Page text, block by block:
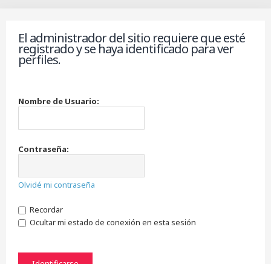
El administrador del sitio requiere que esté
registrado y se haya identificado para ver
perfiles.
Nombre de Usuario:
Contraseña:
Olvidé mi contraseña
Recordar
Ocultar mi estado de conexión en esta sesión